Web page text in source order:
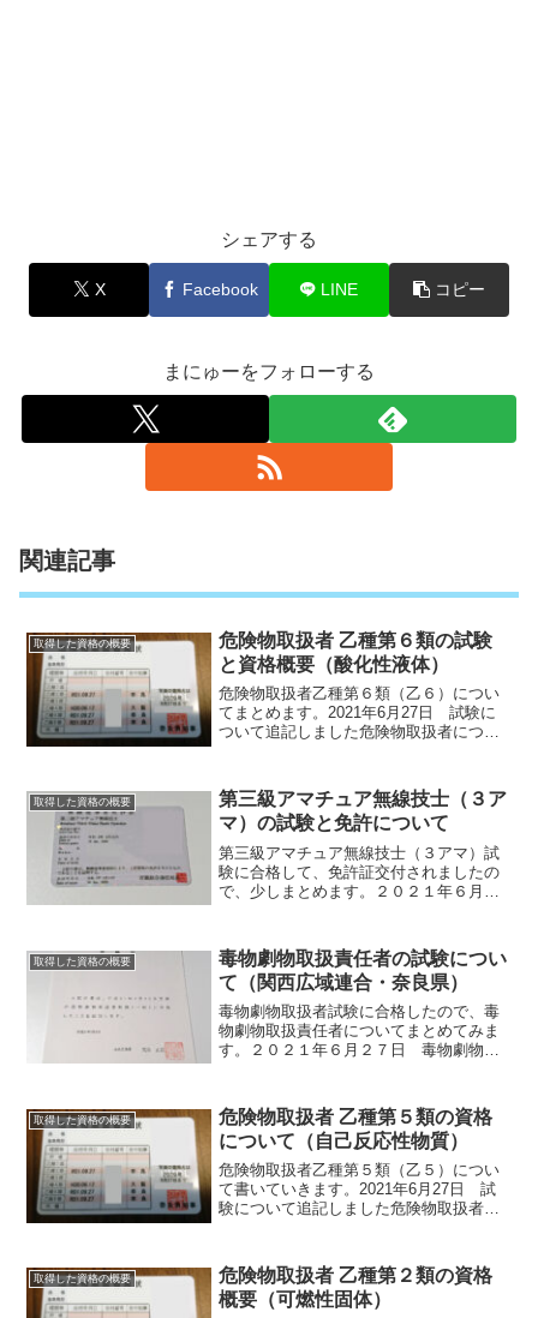
シェアする
X Facebook LINE コピー
まにゅーをフォローする
関連記事
取得した資格の概要
危険物取扱者 乙種第６類の試験
と資格概要（酸化性液体）
危険物取扱者乙種第６類（乙６）につい
てまとめます。2021年6月27日 試験に
ついて追記しました危険物取扱者につい
資格のこと。Wikipediaより抜粋甲種、乙
種（１類～...
取得した資格の概要
第三級アマチュア無線技士（３ア
マ）の試験と免許について
第三級アマチュア無線技士（３アマ）試
験に合格して、免許証交付されましたの
で、少しまとめます。２０２１年６月２
無線従事者の一種。日本の国家資格・業
務独占資格・必置資格であ...
取得した資格の概要
毒物劇物取扱責任者の試験につい
て（関西広域連合・奈良県）
毒物劇物取扱者試験に合格したので、毒
物劇物取扱責任者についてまとめてみま
す。２０２１年６月２７日 毒物劇物取
劇物取扱責任者は、毒物及び劇物取締法
により製造、販売などを行...
取得した資格の概要
危険物取扱者 乙種第５類の資格
について（自己反応性物質）
危険物取扱者乙種第５類（乙５）につい
て書いていきます。2021年6月27日 試
験について追記しました危険物取扱者に
家資格のこと。Wikipediaより抜粋甲種、
乙種（１...
取得した資格の概要
危険物取扱者 乙種第２類の資格
概要（可燃性固体）